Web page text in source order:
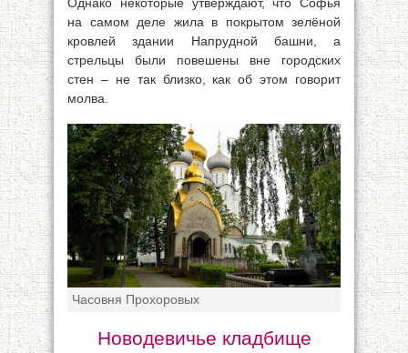
на самом деле жила в покрытом зелёной
кровлей здании Напрудной башни, а
стрельцы были повешены вне городских
стен – не так близко, как об этом говорит
молва.
Часовня Прохоровых
Новодевичье кладбище